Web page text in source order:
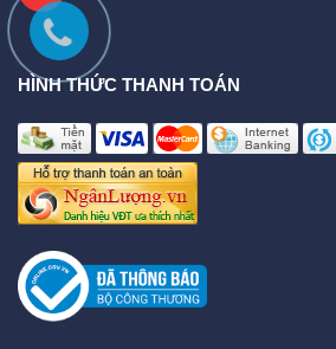
HÌNH THỨC THANH TOÁN